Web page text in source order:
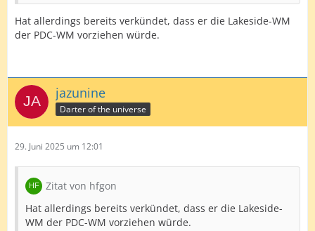
Hat allerdings bereits verkündet, dass er die Lakeside-WM
der PDC-WM vorziehen würde.
jazunine
Darter of the universe
29. Juni 2025 um 12:01
Zitat von hfgon
Hat allerdings bereits verkündet, dass er die Lakeside-
WM der PDC-WM vorziehen würde.